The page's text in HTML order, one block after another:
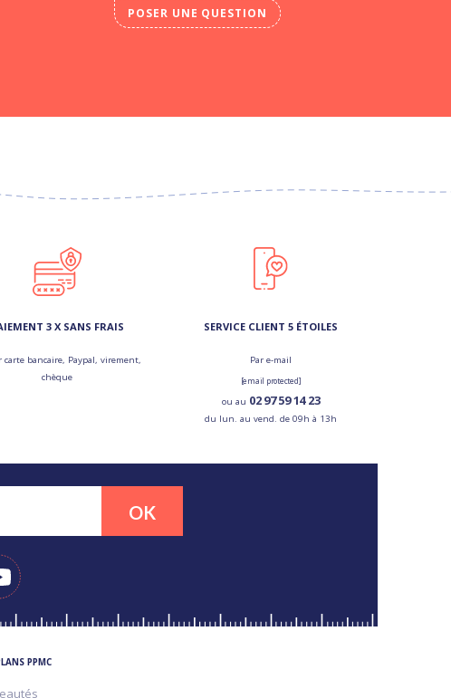
POSER UNE QUESTION
3 X SANS FRAIS
carte bancaire, Paypal, virement,
chèque
SERVICE CLIENT 5 ÉTOILES
Par e-mail
[email protected]
ou au 02 97 59 14 23
du lun. au vend. de 09h à 13h
OK
PPMC